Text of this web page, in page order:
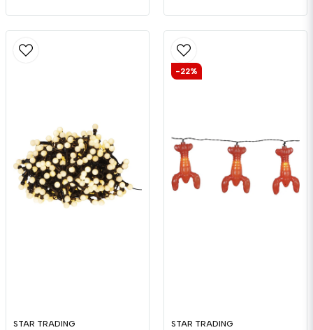
STAR TRADING STAR TRADING
-22%